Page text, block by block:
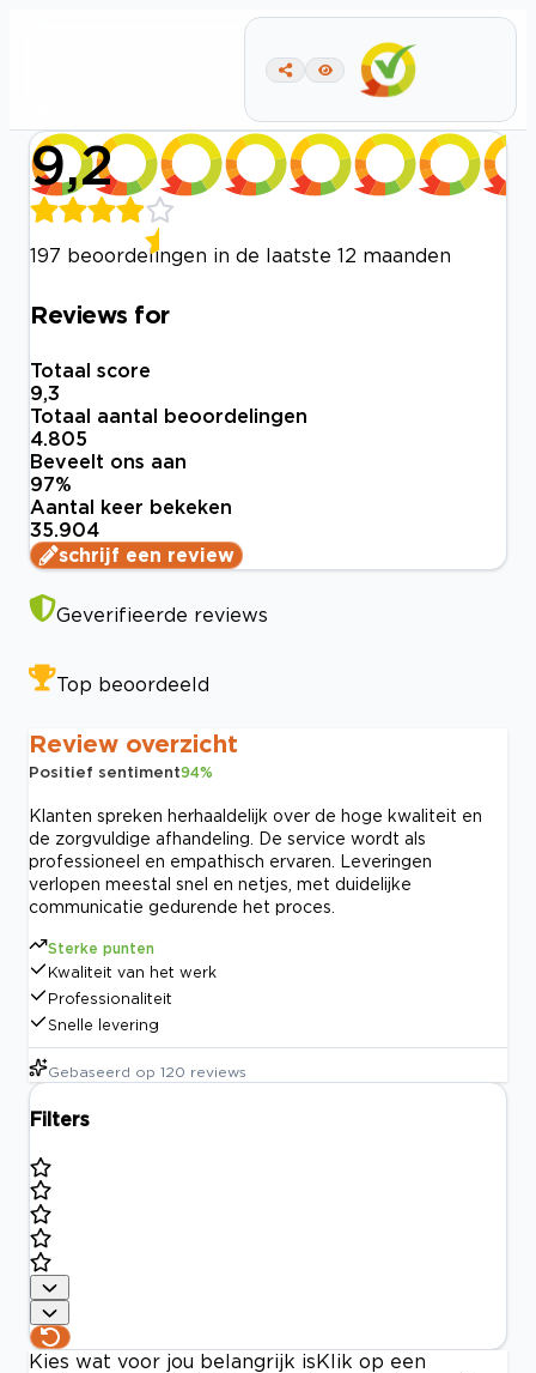
9,2
197 beoordelingen in de laatste 12 maanden
Reviews for
Totaal score
9,3
Totaal aantal beoordelingen
4.805
Beveelt ons aan
97%
Aantal keer bekeken
35.904
schrijf een review
Geverifieerde reviews
Top beoordeeld
Review overzicht
Positief sentiment94%
Klanten spreken herhaaldelijk over de hoge kwaliteit en
de zorgvuldige afhandeling. De service wordt als
professioneel en empathisch ervaren. Leveringen
verlopen meestal snel en netjes, met duidelijke
communicatie gedurende het proces.
Sterke punten
Kwaliteit van het werk
Professionaliteit
Snelle levering
Gebaseerd op 120 reviews
Filters
Kies wat voor jou belangrijk is Klik op een